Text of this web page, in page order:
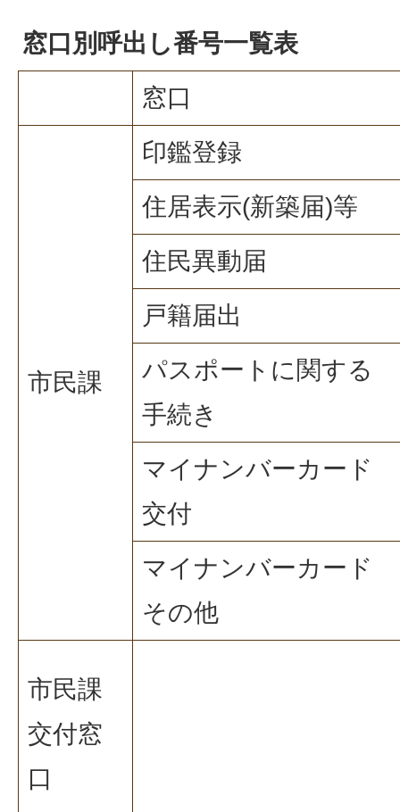
窓口別呼出し番号一覧表
窓口
市民課
印鑑登録
住居表示(新築届)等
住民異動届
戸籍届出
パスポートに関する
手続き
マイナンバーカード
交付
マイナンバーカード
その他
市民課
交付窓
口